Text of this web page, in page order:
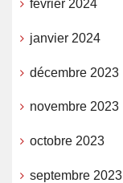
février 2024
janvier 2024
décembre 2023
novembre 2023
octobre 2023
septembre 2023